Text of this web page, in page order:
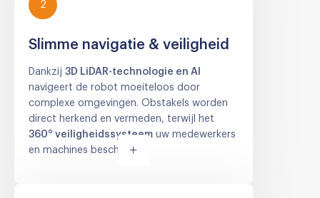
2
Slimme navigatie & veiligheid
Dankzij 3D LiDAR-technologie en AI
navigeert de robot moeiteloos door
complexe omgevingen. Obstakels worden
direct herkend en vermeden, terwijl het
360° veiligheidssysteem uw medewerkers
en machines beschermt.